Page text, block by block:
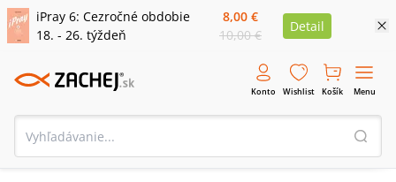
iPray 6: Cezročné obdobie
18. - 26. týždeň
8,00 €
10,00 €
Detail
Konto Wishlist Košík Menu